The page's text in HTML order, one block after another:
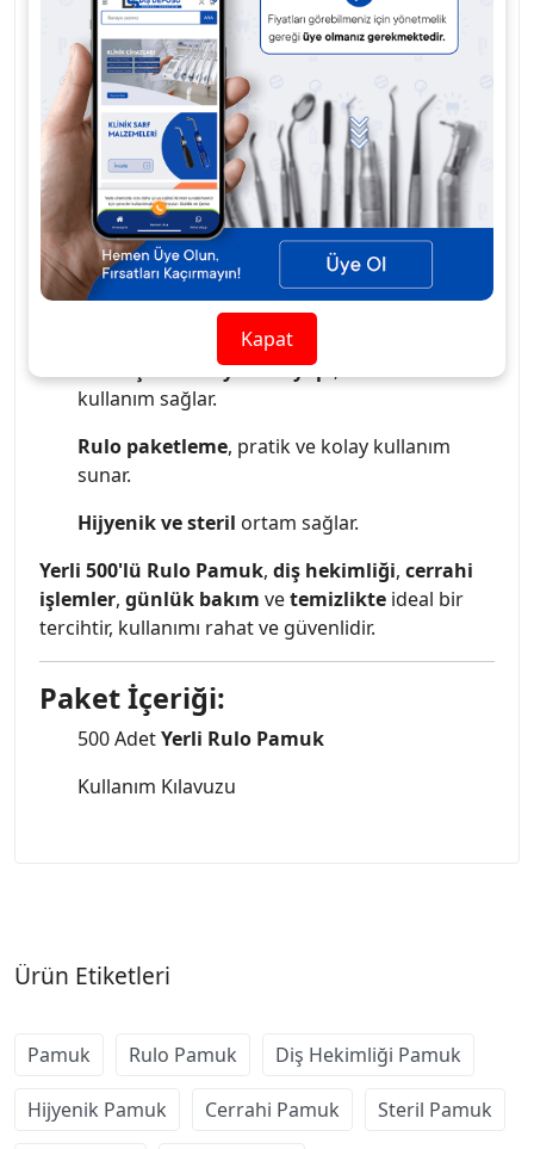
kapasitesisayesinde tedavi süreçlerinde
maksimum hijyensağlar.Rulo şeklinde
ambalajlanmışolması, kullanımı kolaylaştırır ve
depolama açısından pratiklik sunar. Cerrahi
işlemler,günlük bakım ve temizlik işlemlerigibi
birçok alanda kullanılabilir,hijyenik ve sterilbir
ortam sağlar.
Yüksek emicilik
, sıvıları hızlıca emer.
500'lü paket
ile uzun süreli kullanım ve
ekonomik çözüm.
Yumuşak ve dayanıklı yapı
kullanım sağlar.
Rulo paketleme, pratik ve kolay kullanım
sunar.
Hijyenik ve steril ortam sağlar.
Yerli 500'lü Rulo Pamuk, diş hekimliği, cerrahi
işlemler, günlük bakım vetemizlikte ideal bir
tercihtir, kullanımı rahat ve güvenlidir.
Paket İçeriği:
500 AdetYerli Rulo Pamuk
Kullanım Kılavuzu
Ürün Etiketleri
Pamuk Rulo Pamuk Diş Hekimliği Pamuk
Hijyenik Pamuk Cerrahi Pamuk Steril Pamuk
Kapat